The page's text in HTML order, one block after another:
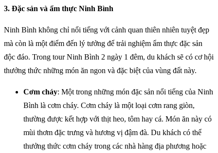
3. Đặc sản và ẩm thực Ninh Bình
Ninh Bình không chỉ nổi tiếng với cảnh quan thiên nhiên tuyệt đẹp
mà còn là một điểm đến lý tưởng để trải nghiệm ẩm thực đặc sản
độc đáo. Trong tour Ninh Bình 2 ngày 1 đêm, du khách sẽ có cơ hội
thưởng thức những món ăn ngon và đặc biệt của vùng đất này.
Cơm cháy: Một trong những món đặc sản nổi tiếng của Ninh
Bình là cơm cháy. Cơm cháy là một loại cơm rang giòn,
thường được kết hợp với thịt heo, tôm hay cá. Món ăn này có
mùi thơm đặc trưng và hương vị đậm đà. Du khách có thể
thưởng thức cơm cháy trong các nhà hàng địa phương hoặc